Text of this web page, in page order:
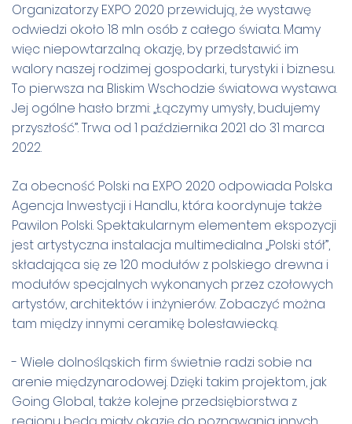
Organizatorzy EXPO 2020 przewidują, że wystawę
odwiedzi około 18 mln osób z całego świata. Mamy
więc niepowtarzalną okazję, by przedstawić im
walory naszej rodzimej gospodarki, turystyki i biznesu.
To pierwsza na Bliskim Wschodzie światowa wystawa.
Jej ogólne hasło brzmi: „Łączymy umysły, budujemy
przyszłość”. Trwa od 1 października 2021 do 31 marca
2022.
Za obecność Polski na EXPO 2020 odpowiada Polska
Agencja Inwestycji i Handlu, która koordynuje także
Pawilon Polski. Spektakularnym elementem ekspozycji
jest artystyczna instalacja multimedialna „Polski stół”,
składająca się ze 120 modułów z polskiego drewna i
modułów specjalnych wykonanych przez czołowych
artystów, architektów i inżynierów. Zobaczyć można
tam między innymi ceramikę bolesławiecką.
- Wiele dolnośląskich firm świetnie radzi sobie na
arenie międzynarodowej. Dzięki takim projektom, jak
Going Global, także kolejne przedsiębiorstwa z